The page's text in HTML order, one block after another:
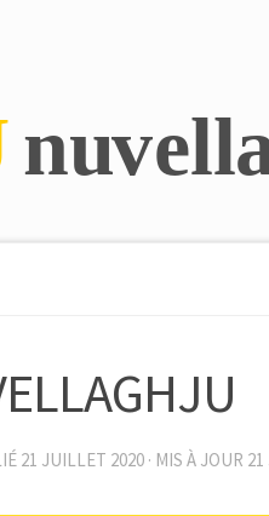
21 JUILLET 2020 · MIS À JOUR